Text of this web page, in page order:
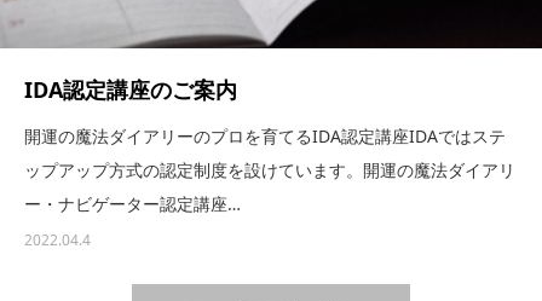
IDA認定講座のご案内
開運の魔法ダイアリーのプロを育てるIDA認定講座IDAではステ
ップアップ方式の認定制度を設けています。開運の魔法ダイアリ
ー・ナビゲーター認定講座…
2022.04.4